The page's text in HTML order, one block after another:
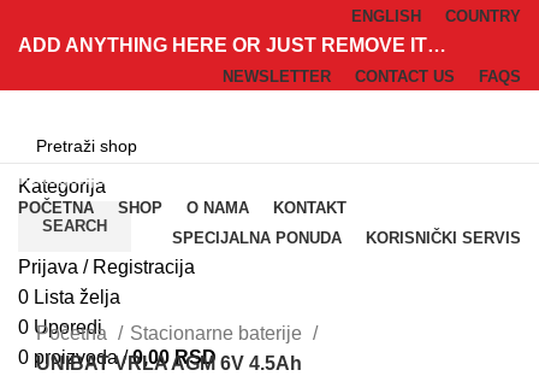
ENGLISH COUNTRY
ADD ANYTHING HERE OR JUST REMOVE IT…
NEWSLETTER CONTACT US FAQS
Kategorija
SEARCH
Prijava / Registracija
0 Lista želja
0 Uporedi
0 proizvoda / 0,00RSD
Kategorije
POČETNA SHOP O NAMA
KONTAKT
SPECIJALNA PONUDA
KORISNIČKI SERVIS
Klik za uvećanje
Početna
Stacionarne baterije
UNIBAT VRLA AGM 6V 4.5Ah